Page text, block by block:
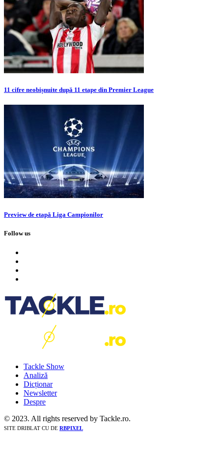
11 cifre neobișnuite după 11 etape din Premier League
Preview de etapă Liga Campionilor
Follow us
Tackle Show
Analiză
Dicționar
Newsletter
Despre
© 2023. All rights reserved by Tackle.ro.
SITE DRIBLAT CU DE RBPIXEL